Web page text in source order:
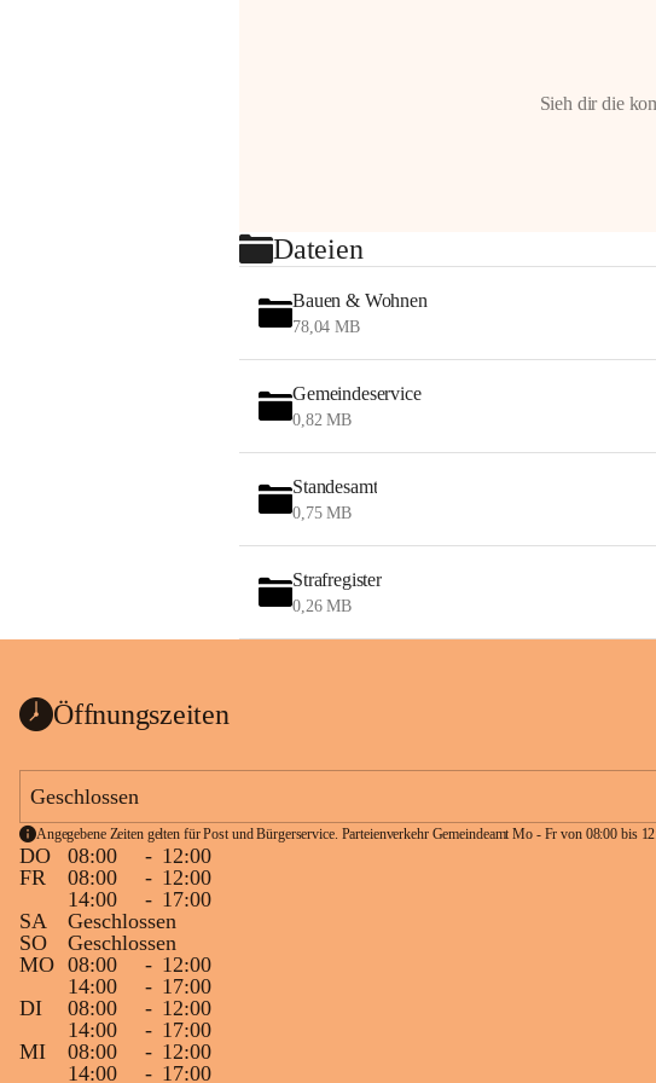
Sieh dir die
Dateien
Bauen & Wohnen
78,04 MB
Gemeindeservice
0,82 MB
Standesamt
0,75 MB
Strafregister
0,26 MB
Öffnungszeiten
Geschlossen
Angegebene Zeiten gelten für Post und Bürgerservice. Parteienverkehr Gemeindeamt Mo - Fr von 08:00 bis
DO 08:00 - 12:00
FR
08:00 - 12:00
14:00
- 17:00
SA
Geschlossen
SO
Geschlossen
MO 08:00 - 12:00
14:00
- 17:00
DI
08:00 - 12:00
14:00
- 17:00
MI
08:00 - 12:00
14:00
- 17:00